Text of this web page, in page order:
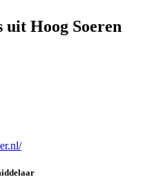
Hoog Soeren